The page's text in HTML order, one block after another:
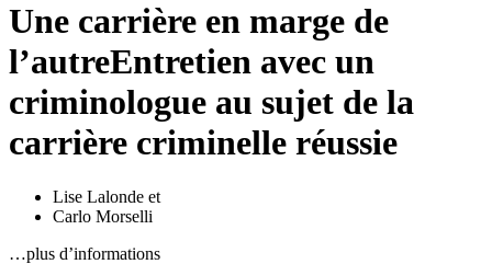
Une carrière en marge de
l’autreEntretien avec un
criminologue au sujet de la
carrière criminelle réussie
Lise Lalonde et
Carlo Morselli
…plus d’informations